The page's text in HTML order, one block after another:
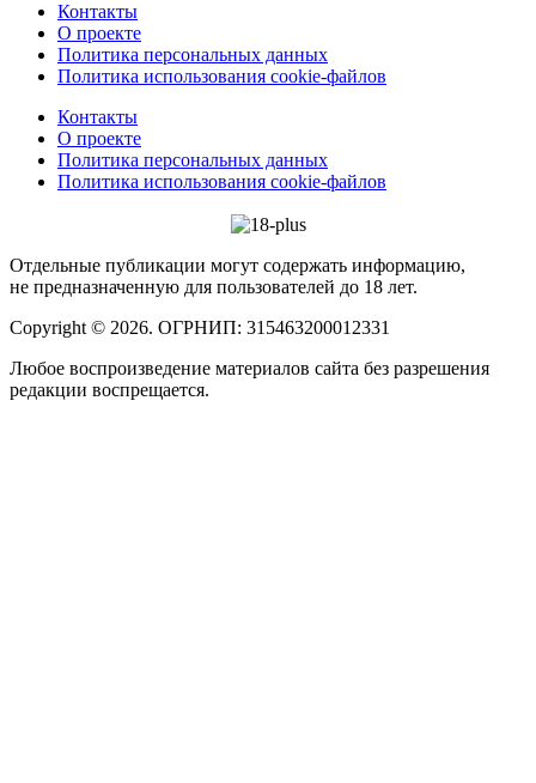
Контакты
О проекте
Политика персональных данных
Политика использования cookie-файлов
Контакты
О проекте
Политика персональных данных
Политика использования cookie-файлов
Отдельные публикации могут содержать информацию,
не предназначенную для пользователей до 18 лет.
Copyright © 2026. ОГРНИП: 315463200012331
Любое воспроизведение материалов сайта без разрешения
редакции воспрещается.